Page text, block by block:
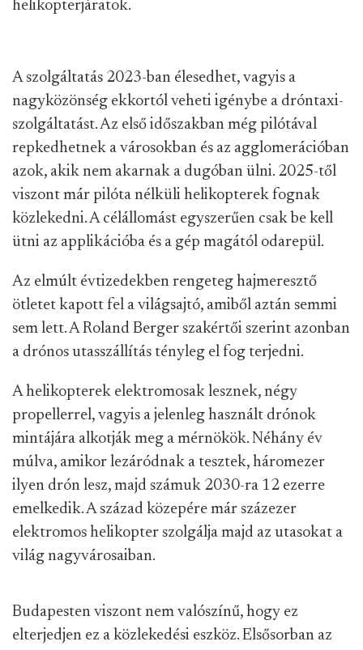
helikopterjáratok.
A szolgáltatás 2023-ban élesedhet, vagyis a
nagyközönség ekkortól veheti igénybe a dróntaxi-
szolgáltatást. Az első időszakban még pilótával
repkedhetnek a városokban és az agglomerációban
azok, akik nem akarnak a dugóban ülni. 2025-től
viszont már pilóta nélküli helikopterek fognak
közlekedni. A célállomást egyszerűen csak be kell
ütni az applikációba és a gép magától odarepül.
Az elmúlt évtizedekben rengeteg hajmeresztő
ötletet kapott fel a világsajtó, amiből aztán semmi
sem lett. A Roland Berger szakértői szerint azonban
a drónos utasszállítás tényleg el fog terjedni.
A helikopterek elektromosak lesznek, négy
propellerrel, vagyis a jelenleg használt drónok
mintájára alkotják meg a mérnökök. Néhány év
múlva, amikor lezáródnak a tesztek, háromezer
ilyen drón lesz, majd számuk 2030-ra 12 ezerre
emelkedik. A század közepére már százezer
elektromos helikopter szolgálja majd az utasokat a
világ nagyvárosaiban.
Budapesten viszont nem valószínű, hogy ez
elterjedjen ez a közlekedési eszköz. Elsősorban az